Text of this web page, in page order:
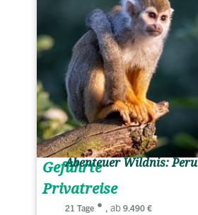
Geführte
Privatreise
Abenteuer Wildnis: Peru
21 Tage , ab 9.490 €